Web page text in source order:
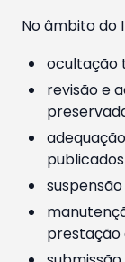
No âmbito do
ocultação
revisão e
prestação